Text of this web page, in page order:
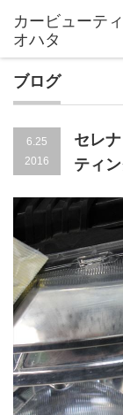
ブログ
6.25
2016
セレ
ティ